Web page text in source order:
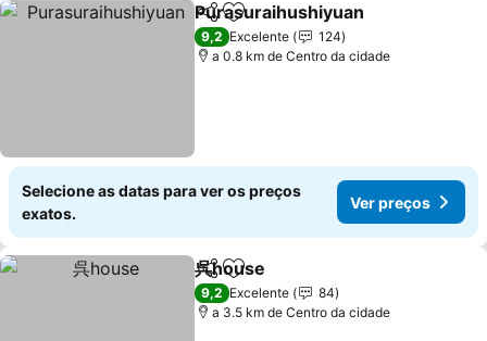
PartilharAdicionar aos favoritos
Purasuraihushiyuan
9,2 Excelente
124
a 0.8 km de Centro da cidade
Selecione as datas para ver os preços
exatos.
Ver preços
PartilharAdicionar aos favoritos
呉house
9,2 Excelente
84
a 3.5 km de Centro da cidade